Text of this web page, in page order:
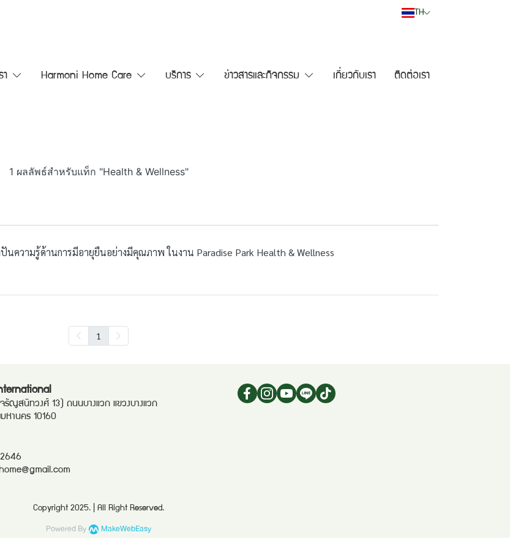
TH
า Harmoni Home Care บริการ ข่าวสารและกิจกรรม เกี่ยวกับเรา ติดต่อเรา
1 ผลลัพธ์สำหรับแท็ก "Health & Wellness"
นความรู้ด้านการมีอายุยืนอย่างมีคุณภาพ ในงาน Paradise Park Health & Wellness
1
ญสนิทวงศ์ 13) ถนนบางแวก แขวงบางแวก
หานคร 10160
Copyright 2025. | All Right Reserved.
Powered By MakeWebEasy